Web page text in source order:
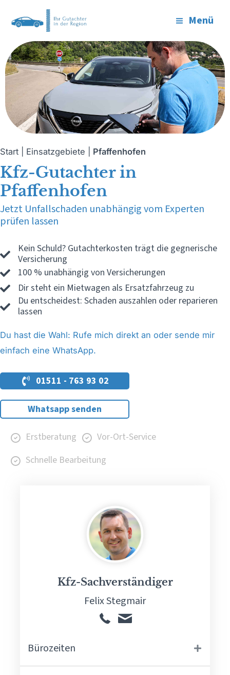
Inhalt
Menu
Menü
Start Einsatzgebiete Pfaffenhofen
Kfz-Gutachter in
Pfaffenhofen
Jetzt Unfallschaden unabhängig vom Experten
prüfen lassen
Kein Schuld? Gutachterkosten trägt die gegnerische
Versicherung
100 % unabhängig von Versicherungen
Dir steht ein Mietwagen als Ersatzfahrzeug zu
Du entscheidest: Schaden auszahlen oder reparieren
lassen
Du hast die Wahl: Rufe mich direkt an oder sende mir
einfach eine WhatsApp.
01511 - 763 93 02
Whatsapp senden
Erstberatung
Vor-Ort-Service
Schnelle Bearbeitung
Kfz-Sachverständiger
Felix Stegmair
Bürozeiten